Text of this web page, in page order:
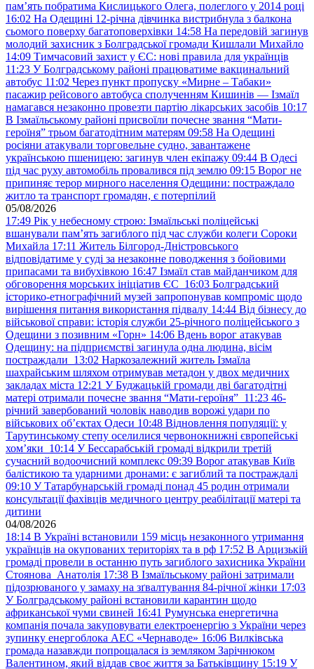
пам’ять побратима Кислицького Олега, полеглого у 2014 році
16:02 На Одещині 12-річна дівчинка вистрибнула з балкона
сьомого поверху багатоповерхівки 14:58 На передовій загинув
молодий захисник з Болградської громади Кишлали Михайло
14:09 Тимчасовий захист у ЄС: нові правила для українців
11:23 У Болградському районі працюватиме вакцинальний
автобус 11:02 Через пункт пропуску «Мирне – Табаки»
пасажир рейсового автобуса сполученням Кишинів — Ізмаїл
намагався незаконно провезти партію лікарських засобів 10:17
В Ізмаїльському районі присвоїли почесне звання “Мати-
героїня” трьом багатодітним матерям 09:58 На Одещині
росіяни атакували торговельне судно, завантажене
українською пшеницею: загинув член екіпажу 09:44 В Одесі
під час руху автомобіль провалився під землю 09:15 Ворог не
припиняє терор мирного населення Одещини: постраждало
житло та транспорт громадян, є потерпілий
05/08/2026
17:49 Рік у небесному строю: Ізмаїльські поліцейські
вшанували пам’ять загиблого під час служби колеги Сороки
Михайла 17:11 Житель Білгород-Дністровського
відповідатиме у суді за незаконне поводження з бойовими
припасами та вибухівкою 16:47 Ізмаїл став майданчиком для
обговорення морських ініціатив ЄС 16:03 Болградський
історико-етнографічний музей запропонував компроміс щодо
вирішення питання використання підвалу 14:44 Від бізнесу до
військової справи: історія служби 25-річного поліцейського з
Одещини з позивним «Горн» 14:06 Вдень ворог атакував
Одещину: на підприємстві загинула одна людина, вісім
постраждали 13:02 Наркозалежний житель Ізмаїла
шахрайським шляхом отримував метадон у двох медичних
закладах міста 12:21 У Буджацькій громади дві багатодітні
матері отримали почесне звання “Мати-героїня” 11:23 46-
річний завербований чоловік наводив ворожі удари по
військових обʼєктах Одеси 10:48 Відновлення популяції: у
Тарутинському степу оселилися червонокнижні європейські
хом’яки 10:14 У Бессарабській громаді відкрили третій
сучасний водоочисний комплекс 09:39 Ворог атакував Київ
балістикою та ударними дронами: є загиблий та постраждалі
09:10 У Татарбунарській громаді понад 45 родин отримали
консультації фахівців медичного центру реабілітації матері та
дитини
04/08/2026
18:14 В Україні встановили 159 місць незаконного утримання
українців на окупованих територіях та в рф 17:52 В Арцизькій
громаді провели в останню путь загиблого захисника України
Стоянова Анатолія 17:38 В Ізмаїльському районі затримали
підозрюваного у замаху на зґвалтування 84-річної жінки 17:03
У Болградському районі встановили карантин щодо
африканської чуми свиней 16:41 Румунська енергетична
компанія почала закуповувати електроенергію з України через
зупинку енергоблока АЕС «Чернаводе» 16:06 Вилківська
громада назавжди попрощалася із земляком Зарічнюком
Валентином, який віддав своє життя за Батьківщину 15:19 У